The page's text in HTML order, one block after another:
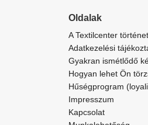
Oldalak
A Textilcenter
Adatkezelési
Gyakran ismétlődő
Hogyan lehet Ön
Hűségprogram
Impresszum
Kapcsolat